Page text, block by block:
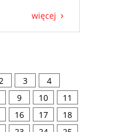
więcej
3
4
9 10
11
16 17
18